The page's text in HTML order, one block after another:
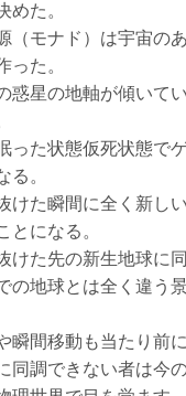
めた。
（モナド）は宇宙の
った。
惑星の地軸が傾いて
った状態仮死状態で
る。
けた瞬間に全く新し
とになる。
けた先の新生地球に
の地球とは全く違う
瞬間移動も当たり前に
同調できない者は今